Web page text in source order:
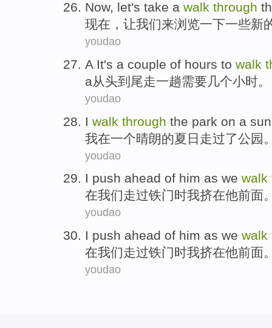
Now, let's take a walk through
现在 ， 让我们来浏览一下一些新
youdao
AIt's a couple of hours to walk
a从头到 尾走一趟需要几个小时。
youdao
I walk through the park on a
我在一个晴朗的夏日走过了公园
youdao
I push ahead of him as we walk
在我们走过铁门时我挤在他前面
youdao
I push ahead of him as we walk
在我们走过铁门时我挤在他前面
youdao